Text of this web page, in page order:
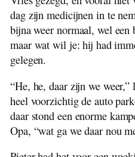
Hoofdstuk Twee
Hoofdstuk Drie
Hoofdstuk Vier
Hoofdstuk Vijf
Hoofdstuk Zeven
Hoofdstuk Acht
dag zijn medicijnen in te
bijna weer normaal, wel een
maar wat wil je: hij had
gelegen.
“He, he, daar zijn we
heel voorzichtig de auto
daar stond een enorme
Opa, “wat ga we daar nou